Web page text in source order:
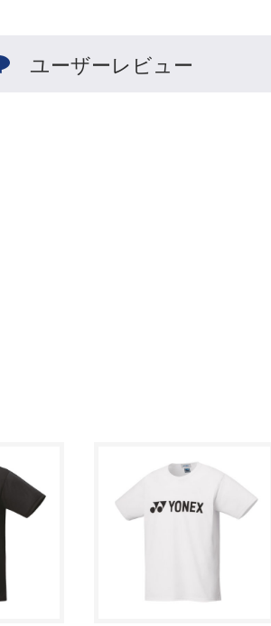
ユーザーレビュー